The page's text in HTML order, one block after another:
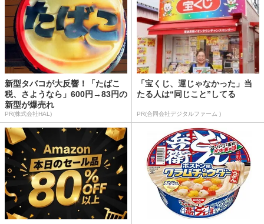
新型タバコが大反響！「たばこ
税、さようなら」600円→83円の
新型が爆売れ
PR(株式会社HAL)
「宝くじ、運じゃなかった」当
たる人は“同じこと”してる
PR(合同会社デジタルファーム )